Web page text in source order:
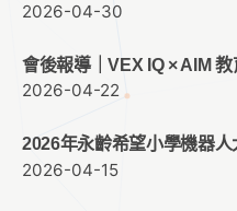
2026-04-30
會後報導｜VEX IQ × AIM
2026-04-22
2026年永齡希望小學機器人
2026-04-15